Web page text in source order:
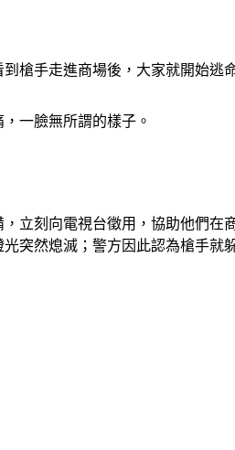
槍手走進商場後，大家就開始逃
一臉無所謂的樣子。
立刻向電視台徵用，協助他們在
突然熄滅；警方因此認為槍手就